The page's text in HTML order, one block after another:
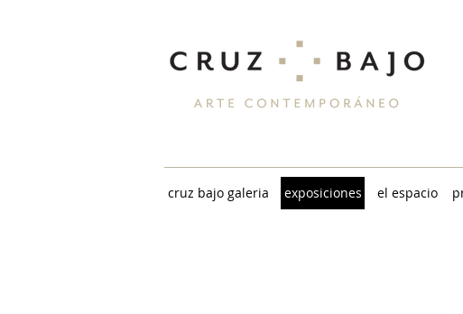
cruz bajo galeria exposiciones el espacio